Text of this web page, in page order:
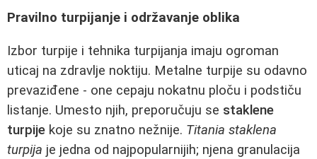
Pravilno turpijanje i održavanje oblika
Izbor turpije i tehnika turpijanja imaju ogroman
uticaj na zdravlje noktiju. Metalne turpije su odavno
prevaziđene - one cepaju nokatnu ploču i podstiču
listanje. Umesto njih, preporučuju se staklene
turpije koje su znatno nežnije. Titania staklena
turpija je jedna od najpopularnijih; njena granulacija